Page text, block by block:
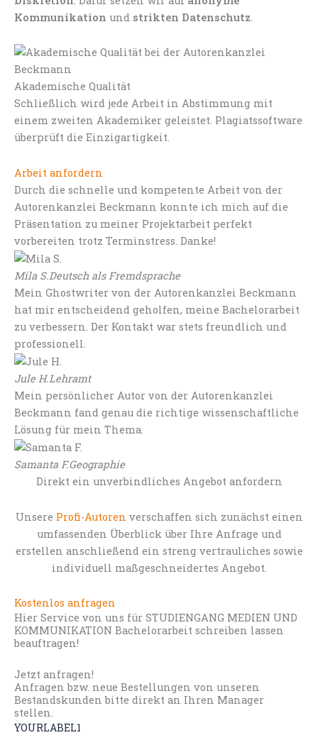
Kommunikation und strikten Datenschutz
Akademische Qualität
Schließlich wird jede Arbeit in Abstimmung mit
einem zweiten Akademiker geleistet. Plagiatssoftware
überprüft die Einzigartigkeit.
Arbeit anfordern
Durch die schnelle und kompetente Arbeit von der
Autorenkanzlei Beckmann konnte ich mich auf die
Präsentation zu meiner Projektarbeit perfekt
vorbereiten trotz Terminstress. Danke!
Mila S.Deutsch als Fremdsprache
Mein Ghostwriter von der Autorenkanzlei Beckmann
hat mir entscheidend geholfen, meine Bachelorarbeit
zu verbessern. Der Kontakt war stets freundlich und
professionell.
Jule H.Lehramt
Mein persönlicher Autor von der Autorenkanzlei
Beckmann fand genau die richtige wissenschaftliche
Lösung für mein Thema.
Samanta F.Geographie
Direkt ein unverbindliches Angebot anfordern
Unsere Profi-Autoren verschaffen sich zunächst einen
umfassenden Überblick über Ihre Anfrage und
erstellen anschließend ein streng vertrauliches sowie
individuell maßgeschneidertes Angebot.
Kostenlos anfragen
Hier Service von uns für STUDIENGANG MEDIEN UND
KOMMUNIKATION Bachelorarbeit schreiben lassen
beauftragen!
Jetzt anfragen!
Anfragen bzw. neue Bestellungen von unseren
Bestandskunden bitte direkt an Ihren Manager
stellen.
YOURLABEL1